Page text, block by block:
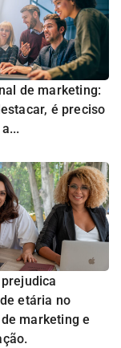
de marketing:
é preciso
etária no
marketing e